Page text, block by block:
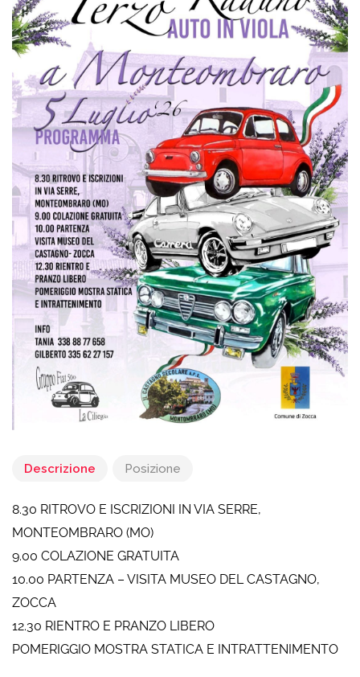
Descrizione Posizione
8.30 RITROVO E ISCRIZIONI IN VIA SERRE,
MONTEOMBRARO (MO)
9.00 COLAZIONE GRATUITA
10.00 PARTENZA – VISITA MUSEO DEL CASTAGNO,
ZOCCA
12.30 RIENTRO E PRANZO LIBERO
POMERIGGIO MOSTRA STATICA E INTRATTENIMENTO